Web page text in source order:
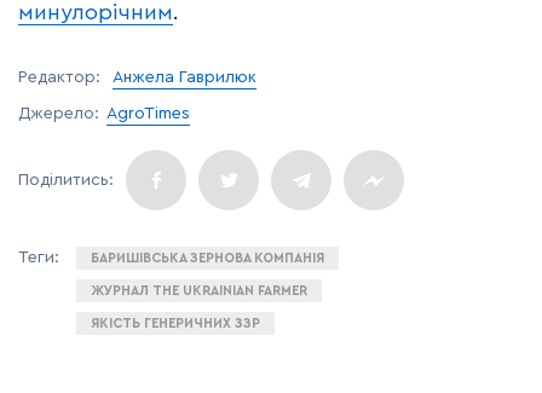
минулорічним.
Редактор: Анжела Гаврилюк
Джерело: AgroTimes
БАРИШІВСЬКА ЗЕРНОВА КОМПАНІЯ
ЖУРНАЛ THE UKRAINIAN FARMER
ЯКІСТЬ ГЕНЕРИЧНИХ ЗЗР